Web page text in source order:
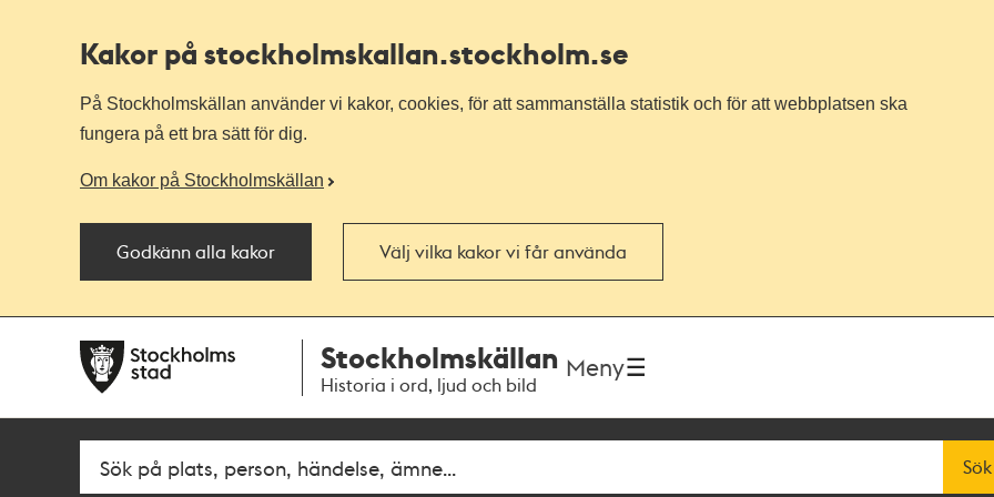
Kakor på stockholmskallan.stockholm.se
På Stockholmskällan använder vi kakor, cookies, för att sammanställa statistik och för att webbplatsen ska
fungera på ett bra sätt för dig.
Om kakor på Stockholmskällan
Godkänn alla kakor Välj vilka kakor vi får använda
navigationen
huvudinnehållet
Stockholmskällan
Historia i ord, ljud och bild
Meny
Fritextsök Sök